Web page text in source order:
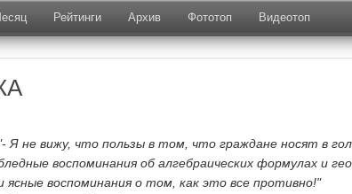
Рейтинги Архив Фототоп Видеотоп
Я не вижу, что пользы в том, что граждане носят в
воспоминания об алгебраических формулах и
ясные воспоминания о том, как это все противно!"